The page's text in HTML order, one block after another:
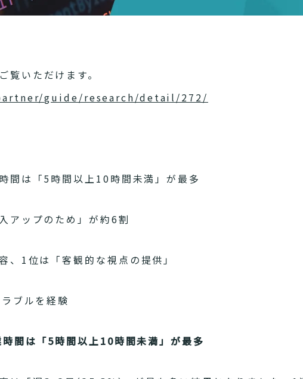
覧いただけます。
guide/research/detail/272/
間は「5時間以上10時間未満」が最多
アップのため」が約6割
、1位は「客観的な視点の提供」
ブルを経験
間は「5時間以上10時間未満」が最多